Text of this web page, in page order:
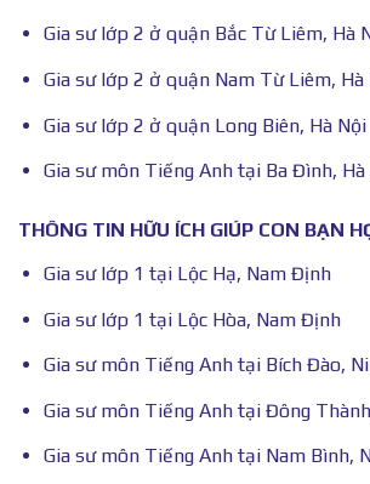
Gia sư lớp 2 ở quận Bắc Từ Liêm, Hà
Gia sư lớp 2 ở quận Nam Từ Liêm, Hà
Gia sư lớp 2 ở quận Long Biên, Hà Nội
Gia sư môn Tiếng Anh tại Ba Đình, Hà
THÔNG TIN HỮU ÍCH GIÚP CON BẠN
Gia sư lớp 1 tại Lộc Hạ, Nam Định
Gia sư lớp 1 tại Lộc Hòa, Nam Định
Gia sư môn Tiếng Anh tại Bích Đào,
Gia sư môn Tiếng Anh tại Đông
Gia sư môn Tiếng Anh tại Nam Bình,